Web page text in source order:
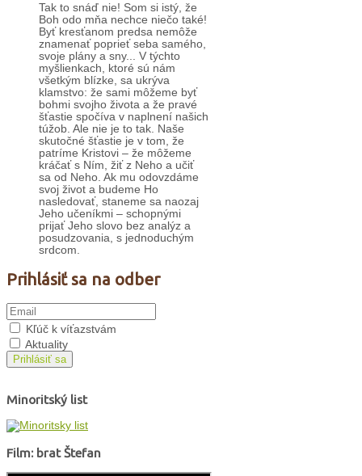
Tak to snáď nie! Som si istý, že
Boh odo mňa nechce niečo také!
Byť kresťanom predsa nemôže
znamenať poprieť seba samého,
svoje plány a sny... V týchto
myšlienkach, ktoré sú nám
všetkým blízke, sa ukrýva
klamstvo: že sami môžeme byť
bohmi svojho života a že pravé
šťastie spočíva v naplnení našich
túžob. Ale nie je to tak. Naše
skutočné šťastie je v tom, že
patríme Kristovi – že môžeme
kráčať s Ním, žiť z Neho a učiť
sa od Neho. Ak mu odovzdáme
svoj život a budeme Ho
nasledovať, staneme sa naozaj
Jeho učeníkmi – schopnými
prijať Jeho slovo bez analýz a
posudzovania, s jednoduchým
srdcom.
Prihlásiť sa na odber
Kľúč k víťazstvám
Aktuality
Prihlásiť sa
Minoritský list
Film: brat Štefan